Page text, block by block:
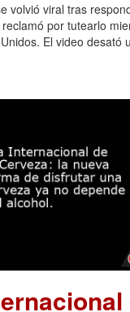
volvió viral tras
por tutearlo
El video desató